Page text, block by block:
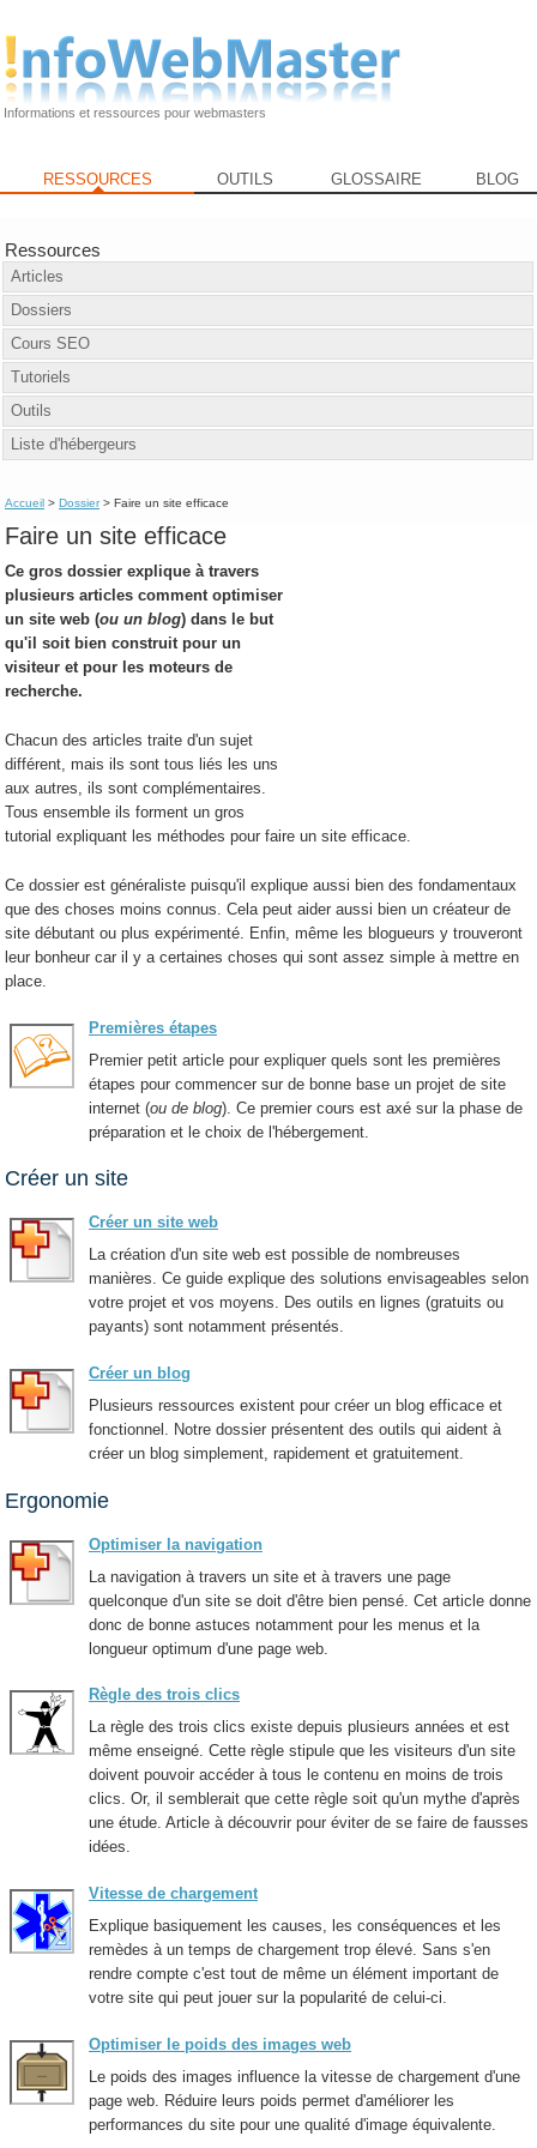
Informations et ressources pour webmasters
RESSOURCES OUTILS GLOSSAIRE BLOG
Ressources
Articles
Dossiers
Cours SEO
Tutoriels
Outils
Liste d'hébergeurs
Accueil >Dossier> Faire un site efficace
Faire un site efficace
Ce gros dossier explique à travers
plusieurs articles comment optimiser
un site web (ou un blog) dans le but
qu'il soit bien construit pour un
visiteur et pour les moteurs de
recherche.
Chacun des articles traite d'un sujet
différent, mais ils sont tous liés les uns
aux autres, ils sont complémentaires.
Tous ensemble ils forment un gros
tutorial expliquant les méthodes pour faire un site efficace.
Ce dossier est généraliste puisqu'il explique aussi bien des fondamentaux
que des choses moins connus. Cela peut aider aussi bien un créateur de
site débutant ou plus expérimenté. Enfin, même les blogueurs y trouveront
leur bonheur car il y a certaines choses qui sont assez simple à mettre en
place.
Premières étapes
Premier petit article pour expliquer quels sont les premières
étapes pour commencer sur de bonne base un projet de site
internet (ou de blog). Ce premier cours est axé sur la phase de
préparation et le choix de l'hébergement.
Créer un site
Créer un site web
La création d'un site web est possible de nombreuses
manières. Ce guide explique des solutions envisageables selon
votre projet et vos moyens. Des outils en lignes (gratuits ou
payants) sont notamment présentés.
Créer un blog
Plusieurs ressources existent pour créer un blog efficace et
fonctionnel. Notre dossier présentent des outils qui aident à
créer un blog simplement, rapidement et gratuitement.
Ergonomie
Optimiser la navigation
La navigation à travers un site et à travers une page
quelconque d'un site se doit d'être bien pensé. Cet article donne
donc de bonne astuces notamment pour les menus et la
longueur optimum d'une page web.
Règle des trois clics
La règle des trois clics existe depuis plusieurs années et est
même enseigné. Cette règle stipule que les visiteurs d'un site
doivent pouvoir accéder à tous le contenu en moins de trois
clics. Or, il semblerait que cette règle soit qu'un mythe d'après
une étude. Article à découvrir pour éviter de se faire de fausses
idées.
Vitesse de chargement
Explique basiquement les causes, les conséquences et les
remèdes à un temps de chargement trop élevé. Sans s'en
rendre compte c'est tout de même un élément important de
votre site qui peut jouer sur la popularité de celui-ci.
Optimiser le poids des images web
Le poids des images influence la vitesse de chargement d'une
page web. Réduire leurs poids permet d'améliorer les
performances du site pour une qualité d'image équivalente.